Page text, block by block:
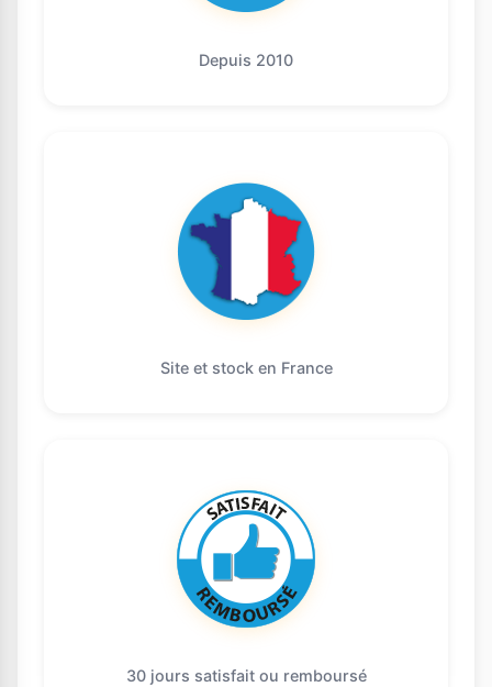
Depuis 2010
Site et stock en France
30 jours satisfait ou remboursé